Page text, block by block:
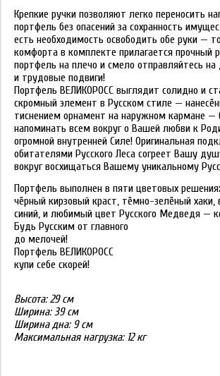
Крепкие ручки позволяют легко переносить
портфель без опасений за сохранность
есть необходимость освободить обе руки —
комфорта в комплекте прилагается прочный
портфель на плечо и смело отправляйтесь
и трудовые подвиги!
Портфель ВЕЛИКОРОСС выглядит солидно и
скромный элемент в Русском стиле —
тиснением орнамент на наружном кармане —
напоминать всем вокруг о Вашей любви к
огромной внутренней Силе! Оригинальная
обитателями Русского Леса согреет Вашу
вокруг восхищаться Вашему уникальному
Портфель выполнен в пяти цветовых
чёрный кирзовый краст, тёмно-зелёный хаки,
синий, и любимый цвет Русского Медведя —
Будь Русским от главного
до мелочей!
Портфель ВЕЛИКОРОСС
купи себе скорей!
Высота:29 см
Ширина:39 см
Ширина дна: 9 см
Максимальная нагрузка: 12 кг